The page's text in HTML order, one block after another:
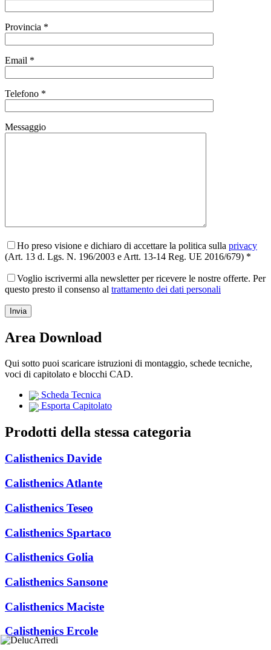
Provincia *
Email *
Telefono *
Messaggio
Ho preso visione e dichiaro di accettare la politica sulla privacy
(Art. 13 d. Lgs. N. 196/2003 e Artt. 13-14 Reg. UE 2016/679) *
Voglio iscrivermi alla newsletter per ricevere le nostre offerte. Per
questo presto il consenso al trattamento dei dati personali
Area Download
Qui sotto puoi scaricare istruzioni di montaggio, schede tecniche,
voci di capitolato e blocchi CAD.
Scheda Tecnica
Esporta Capitolato
Prodotti della stessa categoria
Calisthenics Davide
Calisthenics Atlante
Calisthenics Teseo
Calisthenics Spartaco
Calisthenics Golia
Calisthenics Sansone
Calisthenics Maciste
Calisthenics Ercole